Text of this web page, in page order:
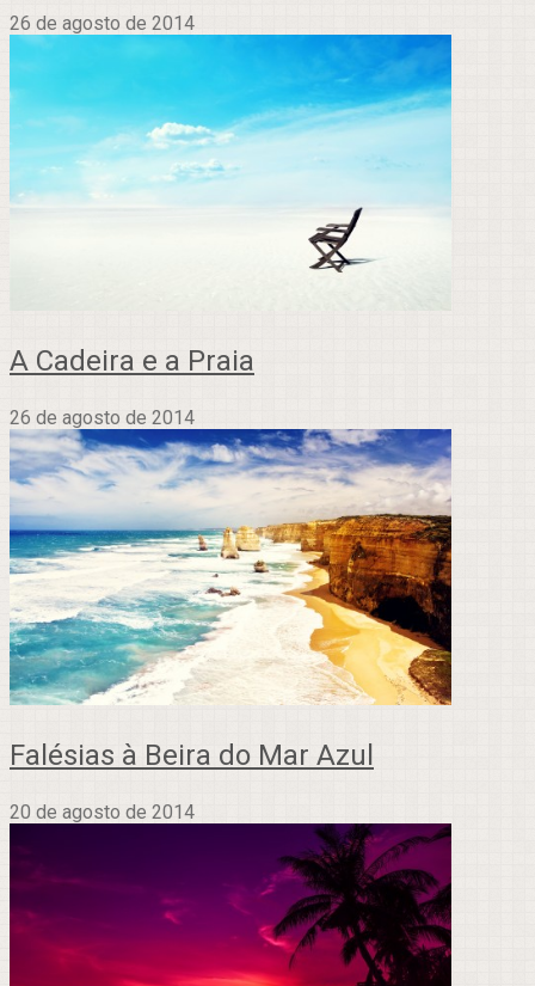
26 de agosto de 2014
A Cadeira e a Praia
26 de agosto de 2014
Falésias à Beira do Mar Azul
20 de agosto de 2014